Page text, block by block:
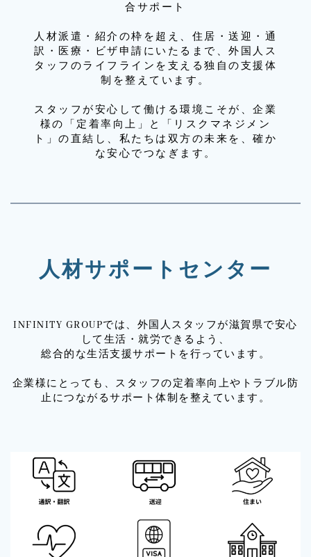
合サポート
人材派遣・紹介の枠を超え、住居・送迎・通
訳・医療・ビザ申請にいたるまで、外国人ス
タッフのライフラインを支える独自の支援体
制を整えています。
スタッフが安心して働ける環境こそが、企業
様の「定着率向上」と「リスクマネジメン
ト」の直結し、私たちは双方の未来を、確か
な安心でつなぎます。
人材サポートセンター
INFINITY GROUPでは、外国人スタッフが滋賀県で安心
して生活・就労できるよう、
総合的な生活支援サポートを行っています。
企業様にとっても、スタッフの定着率向上やトラブル防
止につながるサポート体制を整えています。